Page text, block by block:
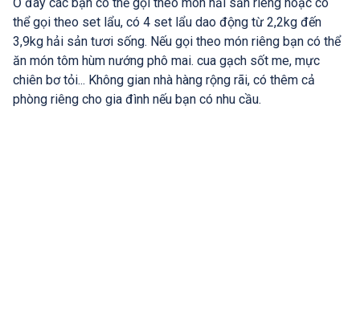
thể gọi theo set lẩu, có 4 set lẩu dao động từ 2,2kg đến
3,9kg hải sản tươi sống. Nếu gọi theo món riêng bạn có thể
ăn món tôm hùm nướng phô mai. cua gạch sốt me, mực
chiên bơ tỏi... Không gian nhà hàng rộng rãi, có thêm cả
phòng riêng cho gia đình nếu bạn có nhu cầu.